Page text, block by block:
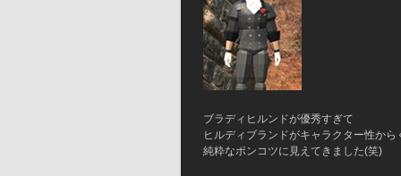
ブラディヒルンドが優秀すぎて
ヒルディブランドがキャラクター性から
純粋なポンコツに見えてきました(笑)